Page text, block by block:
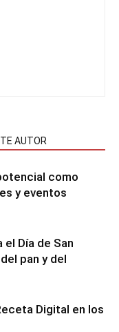
AUTOR
como
y eventos
el Día de San
pan y del
Digital en los